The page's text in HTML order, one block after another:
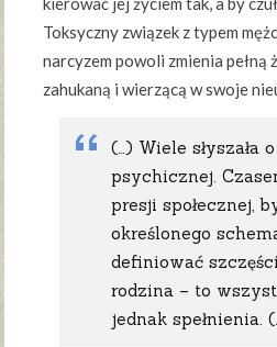
Toksyczny związek z typem
narcyzem powoli zmienia pełną
zahukaną i wierzącą w swoje
(…) Wiele słyszała
psychicznej.
presji społecznej,
określonego
definiować
rodzina – to
jednak spełnienia.